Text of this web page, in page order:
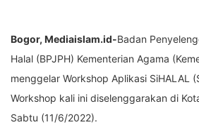
Bogor, Mediaislam.id-Badan
Halal (BPJPH) Kementerian Agama
menggelar Workshop Aplikasi SiHALAL
Workshop kali ini diselenggarakan di
Sabtu (11/6/2022).